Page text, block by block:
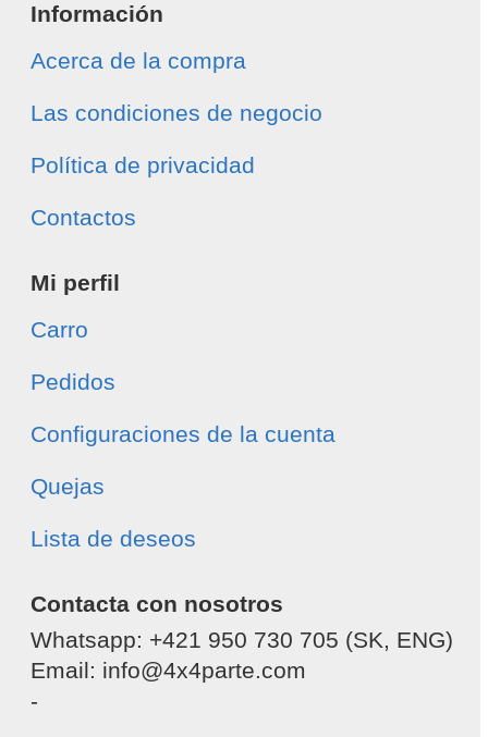
Información
Acerca de la compra
Las condiciones de negocio
Política de privacidad
Contactos
Mi perfil
Carro
Pedidos
Configuraciones de la cuenta
Quejas
Lista de deseos
Contacta con nosotros
Whatsapp: +421 950 730 705 (SK, ENG)
Email: info@4x4parte.com
-